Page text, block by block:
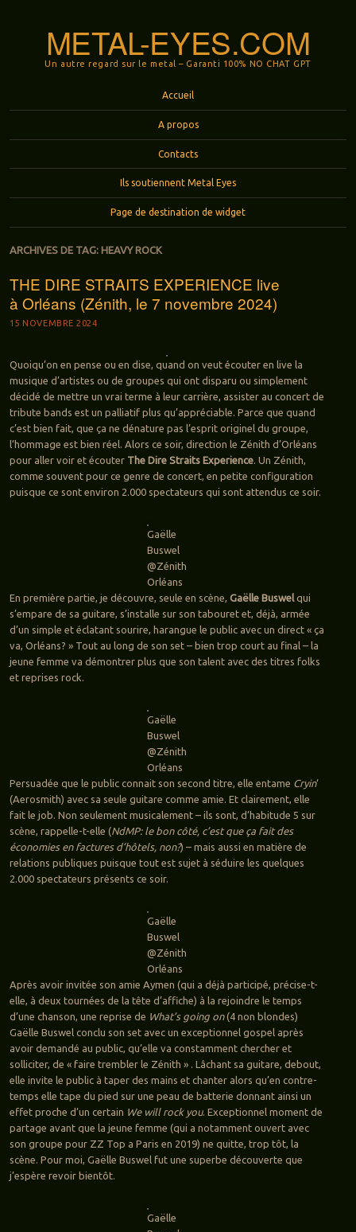
METAL-EYES.COM
Un autre regard sur le metal – Garanti 100% NO CHAT GPT
Accueil
A propos
Contacts
Ils soutiennent Metal Eyes
Page de destination de widget
ARCHIVES DE TAG: HEAVY ROCK
THE DIRE STRAITS EXPERIENCE live
à Orléans (Zénith, le 7 novembre 2024)
15 NOVEMBRE 2024
Quoiqu’on en pense ou en dise, quand on veut écouter en live la
musique d’artistes ou de groupes qui ont disparu ou simplement
décidé de mettre un vrai terme à leur carrière, assister au concert de
tribute bands est un palliatif plus qu’appréciable. Parce que quand
c’est bien fait, que ça ne dénature pas l’esprit originel du groupe,
l’hommage est bien réel. Alors ce soir, direction le Zénith d’Orléans
pour aller voir et écouterThe Dire Straits Experience. Un Zénith,
comme souvent pour ce genre de concert, en petite configuration
puisque ce sont environ 2.000 spectateurs qui sont attendus ce soir.
Gaëlle
Buswel
@Zénith
Orléans
En première partie, je découvre, seule en scène, Gaëlle Buswelqui
s’empare de sa guitare, s’installe sur son tabouret et, déjà, armée
d’un simple et éclatant sourire, harangue le public avec un direct « ça
va, Orléans? » Tout au long de son set – bien trop court au final – la
jeune femme va démontrer plus que son talent avec des titres folks
et reprises rock.
Gaëlle
Buswel
@Zénith
Orléans
Persuadée que le public connait son second titre, elle entame Cryin‘
(Aerosmith) avec sa seule guitare comme amie. Et clairement, elle
fait le job. Non seulement musicalement – ils sont, d’habitude 5 sur
scène, rappelle-t-elle (NdMP: le bon côté, c’est que ça fait des
économies en factures d’hôtels, non?) – mais aussi en matière de
relations publiques puisque tout est sujet à séduire les quelques
2.000 spectateurs présents ce soir.
Gaëlle
Buswel
@Zénith
Orléans
Après avoir invitée son amie Aymen (qui a déjà participé, précise-t-
elle, à deux tournées de la tête d’affiche) à la rejoindre le temps
d’une chanson, une reprise de What’s going on(4 non blondes)
Gaëlle Buswel conclu son set avec un exceptionnel gospel après
avoir demandé au public, qu’elle va constamment chercher et
solliciter, de « faire trembler le Zénith » . Lâchant sa guitare, debout,
elle invite le public à taper des mains et chanter alors qu’en contre-
temps elle tape du pied sur une peau de batterie donnant ainsi un
effet proche d’un certain We will rock you. Exceptionnel moment de
partage avant que la jeune femme (qui a notamment ouvert avec
son groupe pour ZZ Top a Paris en 2019) ne quitte, trop tôt, la
scène. Pour moi, Gaëlle Buswel fut une superbe découverte que
j’espère revoir bientôt.
Gaëlle